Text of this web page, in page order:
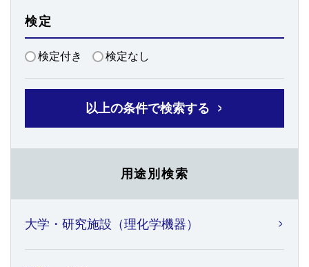
検定
検定付き 検定なし
以上の条件で検索する
用途別検索
大学・研究施設（理化学機器）